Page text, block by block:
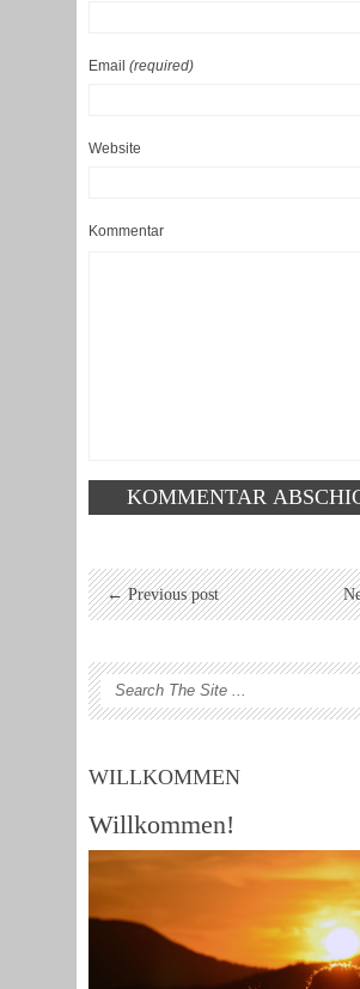
Email (required)
Website
Kommentar
← Previous post
WILLKOMMEN
Willkommen!